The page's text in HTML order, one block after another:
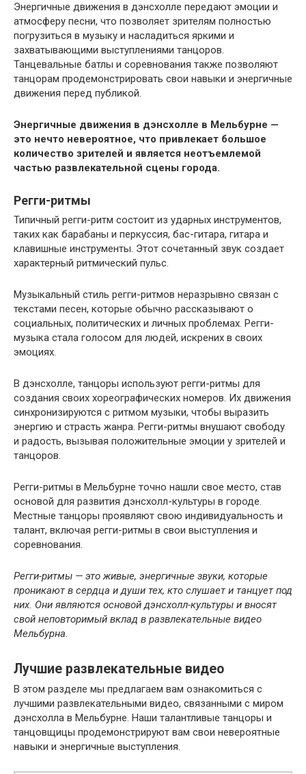
Энергичные движения в дэнсхолле передают эмоции и
атмосферу песни, что позволяет зрителям полностью
погрузиться в музыку и насладиться яркими и
захватывающими выступлениями танцоров.
Танцевальные батлы и соревнования также позволяют
танцорам продемонстрировать свои навыки и энергичные
движения перед публикой.
Энергичные движения в дэнсхолле в Мельбурне —
это нечто невероятное, что привлекает большое
количество зрителей и является неотъемлемой
частью развлекательной сцены города.
Регги-ритмы
Типичный регги-ритм состоит из ударных инструментов,
таких как барабаны и перкуссия, бас-гитара, гитара и
клавишные инструменты. Этот сочетанный звук создает
характерный ритмический пульс.
Музыкальный стиль регги-ритмов неразрывно связан с
текстами песен, которые обычно рассказывают о
социальных, политических и личных проблемах. Регги-
музыка стала голосом для людей, искрених в своих
эмоциях.
В дэнсхолле, танцоры используют регги-ритмы для
создания своих хореографических номеров. Их движения
синхронизируются с ритмом музыки, чтобы выразить
энергию и страсть жанра. Регги-ритмы внушают свободу
и радость, вызывая положительные эмоции у зрителей и
танцоров.
Регги-ритмы в Мельбурне точно нашли свое место, став
основой для развития дэнсхолл-культуры в городе.
Местные танцоры проявляют свою индивидуальность и
талант, включая регги-ритмы в свои выступления и
соревнования.
Регги-ритмы — это живые, энергичные звуки, которые
проникают в сердца и души тех, кто слушает и танцует под
них. Они являются основой дэнсхолл-культуры и вносят
свой неповторимый вклад в развлекательные видео
Мельбурна.
Лучшие развлекательные видео
В этом разделе мы предлагаем вам ознакомиться с
лучшими развлекательными видео, связанными с миром
дэнсхолла в Мельбурне. Наши талантливые танцоры и
танцовщицы продемонстрируют вам свои невероятные
навыки и энергичные выступления.